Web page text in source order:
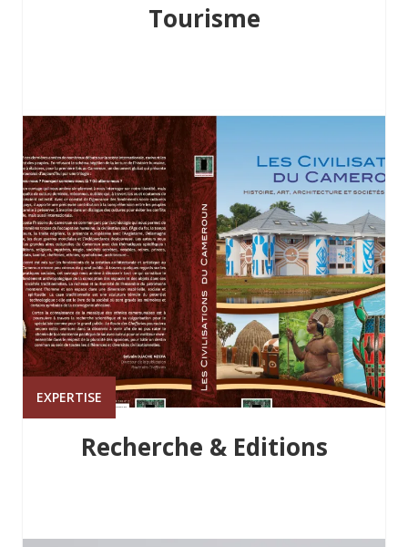
Tourisme
EXPERTISE
Recherche & Editions